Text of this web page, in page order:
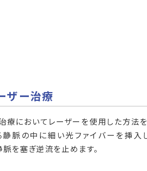
ザー治療
療においてレーザーを使用した方法
静脈の中に細い光ファイバーを挿入
を塞ぎ逆流を止めます。